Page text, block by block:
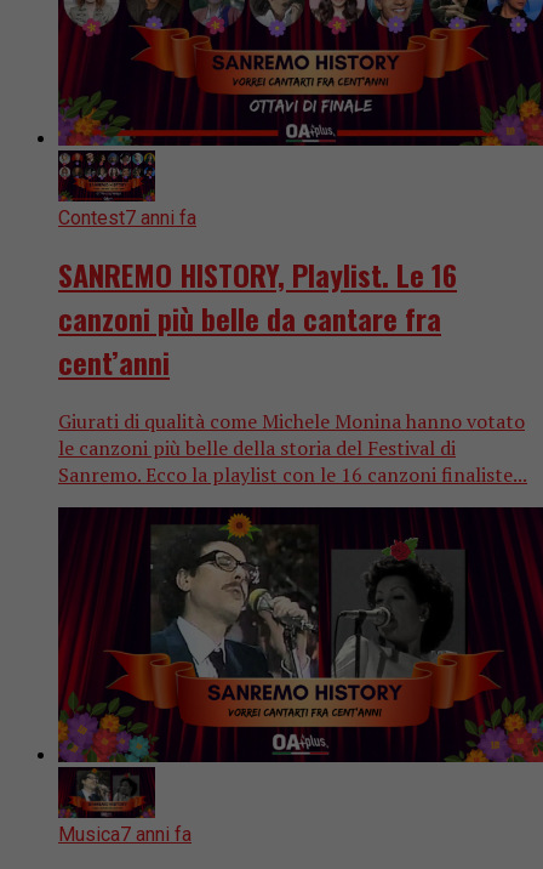
Contest7 anni fa
SANREMO HISTORY, Playlist. Le 16
canzoni più belle da cantare fra
cent’anni
Giurati di qualità come Michele Monina hanno votato
le canzoni più belle della storia del Festival di
Sanremo. Ecco la playlist con le 16 canzoni finaliste...
Musica7 anni fa